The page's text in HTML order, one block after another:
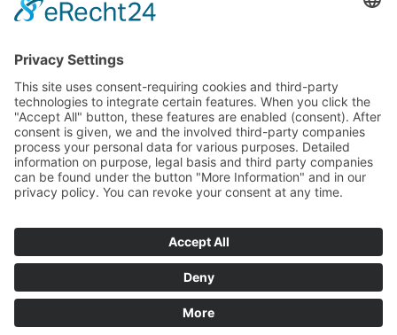
fotovoltaik entfeuchtung sicherheit
hausbau
wellness
zaun wärme keller kamin
feuer
möbel
wintergarten garten
küche
finanzierung
smart home
modernisieren
Impressum